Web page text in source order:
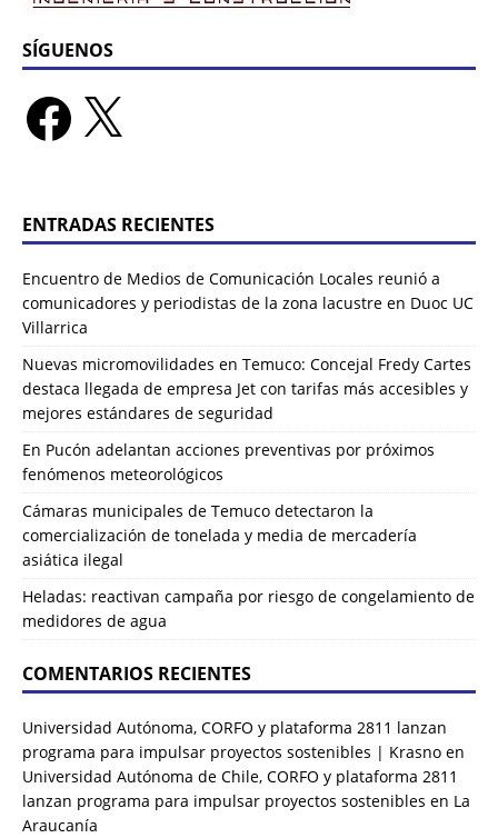
SÍGUENOS
ENTRADAS RECIENTES
Encuentro de Medios de Comunicación Locales reunió a
comunicadores y periodistas de la zona lacustre en Duoc UC
Villarrica
Nuevas micromovilidades en Temuco: Concejal Fredy Cartes
destaca llegada de empresa Jet con tarifas más accesibles y
mejores estándares de seguridad
En Pucón adelantan acciones preventivas por próximos
fenómenos meteorológicos
Cámaras municipales de Temuco detectaron la
comercialización de tonelada y media de mercadería
asiática ilegal
Heladas: reactivan campaña por riesgo de congelamiento de
medidores de agua
COMENTARIOS RECIENTES
Universidad Autónoma, CORFO y plataforma 2811 lanzan
programa para impulsar proyectos sostenibles | Krasno en
Universidad Autónoma de Chile, CORFO y plataforma 2811
lanzan programa para impulsar proyectos sostenibles en La
Araucanía